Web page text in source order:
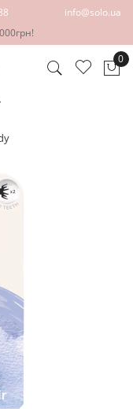
info@solo.ua
0